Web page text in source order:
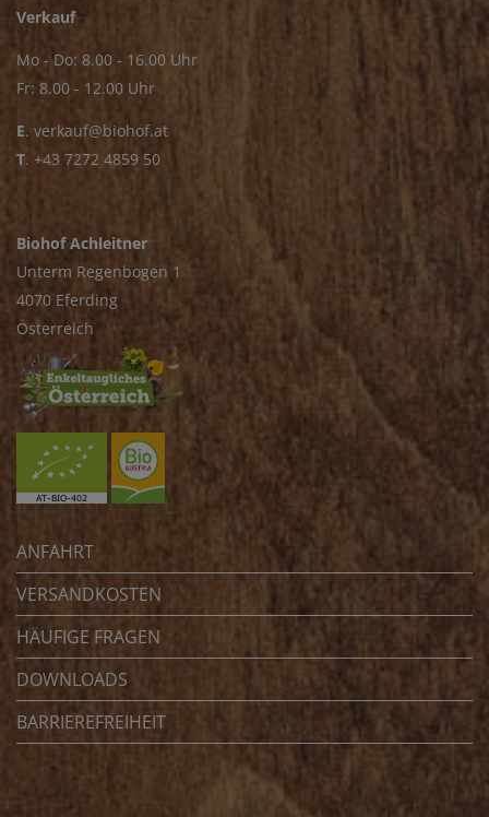
Verkauf
Mo - Do: 8.00 - 16.00 Uhr
Fr: 8.00 - 12.00 Uhr
E. verkauf@biohof.at
T. +43 7272 4859 50
Biohof Achleitner
Unterm Regenbogen 1
4070 Eferding
Österreich
ANFAHRT
VERSANDKOSTEN
HÄUFIGE FRAGEN
DOWNLOADS
BARRIEREFREIHEIT